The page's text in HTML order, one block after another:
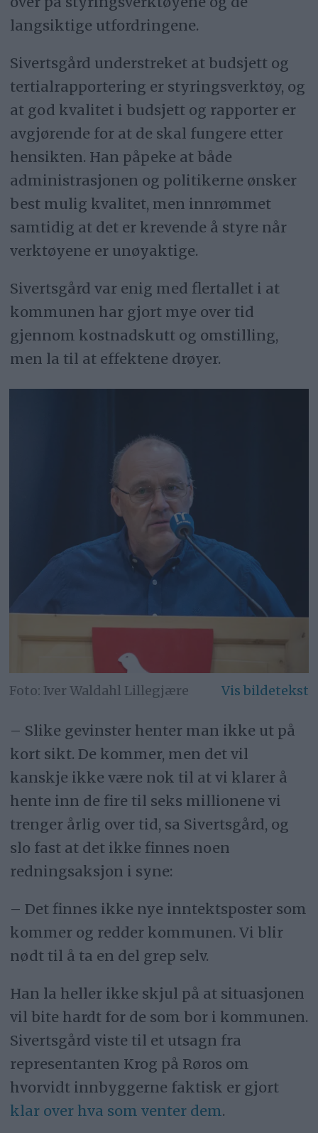
på 4,9 millioner kroner mot det
Ubalanse:De foreslåtte
budsjettjusteringene gjør at
årsbudsjettet ikke vil være i
balanse, og kommunen må
budsjettere med et framførbart
merforbruk på 3,9 millioner kroner.
ROBEK-innmelding:Økonomisjef
Marcus Grønli bekreftet at dette vil
medføre at Holtålen blir meldt inn
iROBEK , som betyr at staten tar
over kontrollen av kommunens
økonomiske forpliktelser.
langsiktige utfordringene.
Sivertsgård understreket at budsjett og
tertialrapportering er styringsverktøy, og
at god kvalitet i budsjett og rapporter er
avgjørende for at de skal fungere etter
hensikten. Han påpeke at både
administrasjonen og politikerne ønsker
best mulig kvalitet, men innrømmet
samtidig at det er krevende å styre når
verktøyene er unøyaktige.
Sivertsgård var enig med flertallet i at
kommunen har gjort mye over tid
gjennom kostnadskutt og omstilling,
men la til at effektene drøyer.
Iver Waldahl Lillegjære
– Slike gevinster henter man ikke ut på
kort sikt. De kommer, men det vil
kanskje ikke være nok til at vi klarer å
hente inn de fire til seks millionene vi
trenger årlig over tid, sa Sivertsgård, og
slo fast at det ikke finnes noen
redningsaksjon i syne:
– Det finnes ikke nye inntektsposter som
kommer og redder kommunen. Vi blir
nødt til å ta en del grep selv.
Han la heller ikke skjul på at situasjonen
vil bite hardt for de som bor i kommunen.
Sivertsgård viste til et utsagn fra
representanten Krog på Røros om
hvorvidt innbyggerne faktisk er gjort
klar over hva som venter dem.